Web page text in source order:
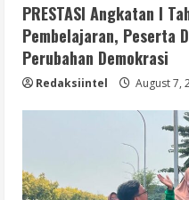
PRESTASI Angkatan I
Pembelajaran, Peserta
Perubahan Demokrasi
Redaksiintel August 7,